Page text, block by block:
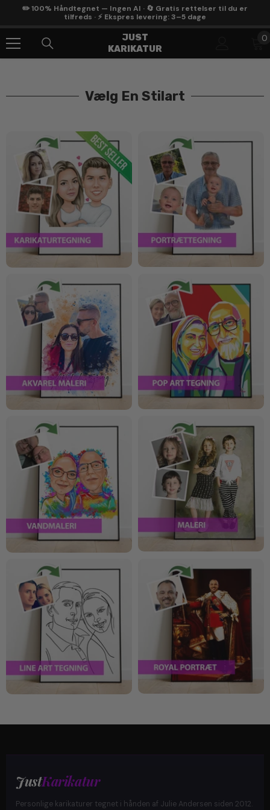
Gå Til Indhold
✏️ 100% Håndtegnet — Ingen AI · 🔄 Gratis rettelser til du er
tilfreds · ⚡ Ekspres levering: 3–5 dage
JUST
KARIKATUR
0
0
Vælg En Stilart
JustKarikatur
Personlige karikaturer tegnet i hånden af Julie Andersen siden 2012.